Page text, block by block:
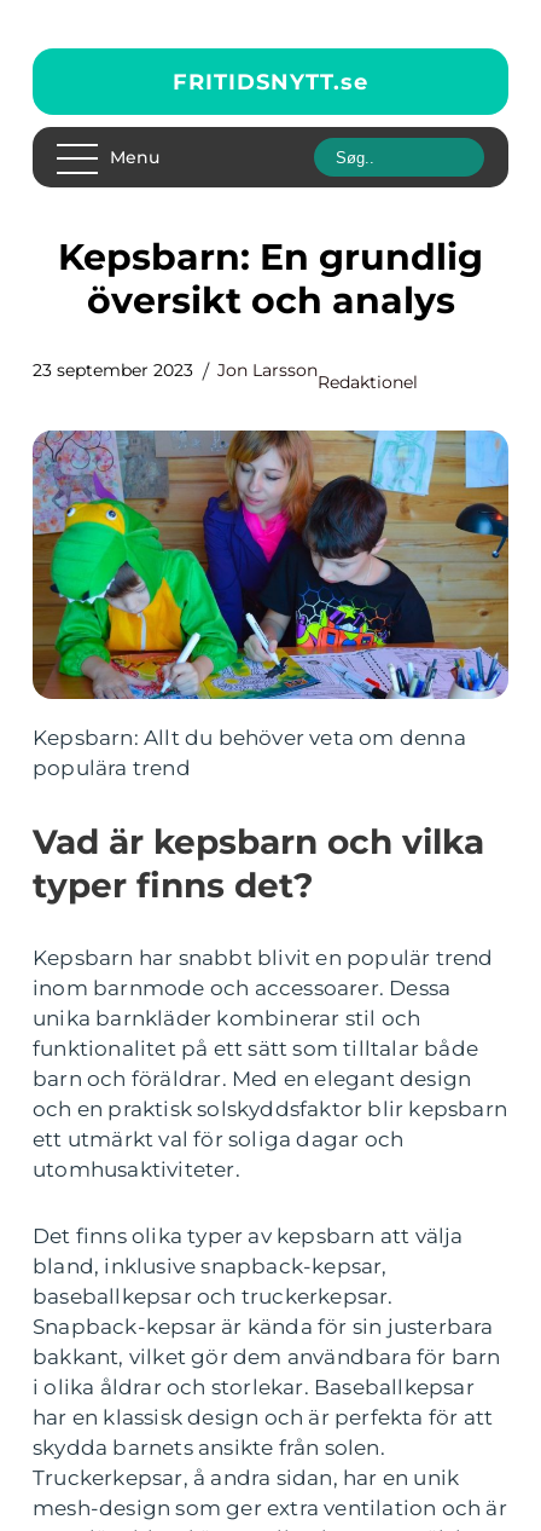
FRITIDSNYTT.se
Menu
Kepsbarn: En grundlig
översikt och analys
23 september 2023 Jon Larsson
Redaktionel
Kepsbarn: Allt du behöver veta om denna
populära trend
Vad är kepsbarn och vilka
typer finns det?
Kepsbarn har snabbt blivit en populär trend
inom barnmode och accessoarer. Dessa
unika barnkläder kombinerar stil och
funktionalitet på ett sätt som tilltalar både
barn och föräldrar. Med en elegant design
och en praktisk solskyddsfaktor blir kepsbarn
ett utmärkt val för soliga dagar och
utomhusaktiviteter.
Det finns olika typer av kepsbarn att välja
bland, inklusive snapback-kepsar,
baseballkepsar och truckerkepsar.
Snapback-kepsar är kända för sin justerbara
bakkant, vilket gör dem användbara för barn
i olika åldrar och storlekar. Baseballkepsar
har en klassisk design och är perfekta för att
skydda barnets ansikte från solen.
Truckerkepsar, å andra sidan, har en unik
mesh-design som ger extra ventilation och är